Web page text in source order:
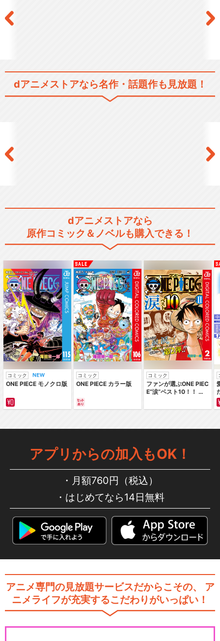
dアニメストアなら名作・話題作も見放題！
dアニメストアなら
原作コミック＆ノベルも購入できる！
コミック
ONE PIECE モノクロ版
コミック
ONE PIECE カラー版
コミック
ファンが選ぶONE PIEC
E“涙”ベスト10！！ ～
編～ カラー版
アプリからの加入もOK！
月額760円（税込）
はじめてなら14日無料
アニメ専門の見放題サービスだからこその、
ア
ニメライフが充実するこだわりがいっぱい！